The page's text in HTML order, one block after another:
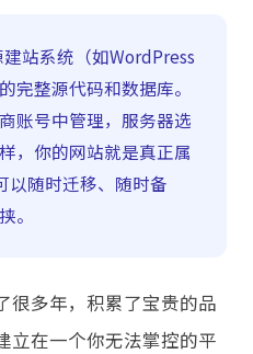
站系统（如WordPress
完整源代码和数据库。
账号中管理，服务器选
，你的网站就是真正属
随时迁移、随时备
。
很多年，积累了宝贵的品
立在一个你无法掌控的平